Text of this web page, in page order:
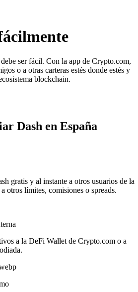
ser fácil. Con la app de Crypto.com,
o a otras carteras estés donde estés y
blockchain.
Dash en España
gratis y al instante a otros usuarios de la
otros límites, comisiones o spreads.
a la DeFi Wallet de Crypto.com o a